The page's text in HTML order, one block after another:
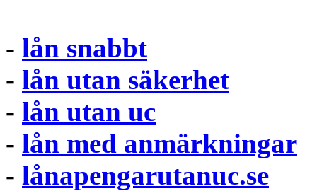
- lån snabbt
- lån utan säkerhet
- lån utan uc
- lån med anmärkningar
- lånapengarutanuc.se